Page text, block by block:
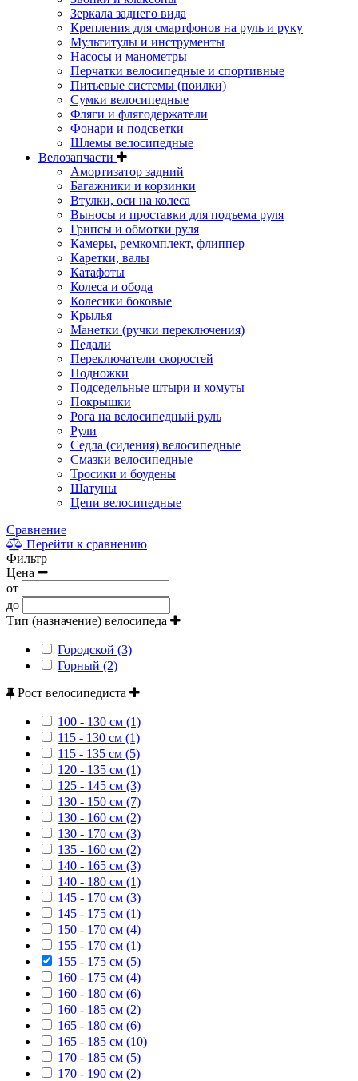
Зеркала заднего вида
Крепления для смартфонов на руль и руку
Мультитулы и инструменты
Насосы и манометры
Перчатки велосипедные и спортивные
Питьевые системы (поилки)
Сумки велосипедные
Фляги и флягодержатели
Фонари и подсветки
Шлемы велосипедные
Велозапчасти
Амортизатор задний
Багажники и корзинки
Втулки, оси на колеса
Выносы и проставки для подъема руля
Грипсы и обмотки руля
Камеры, ремкомплект, флиппер
Каретки, валы
Катафоты
Колеса и обода
Колесики боковые
Крылья
Манетки (ручки переключения)
Педали
Переключатели скоростей
Подножки
Подседельные штыри и хомуты
Покрышки
Рога на велосипедный руль
Рули
Седла (сидения) велосипедные
Смазки велосипедные
Тросики и боудены
Шатуны
Цепи велосипедные
Сравнение
Перейти к сравнению
Фильтр
Цена
от
до
Тип (назначение) велосипеда
Городской (3)
Горный (2)
Рост велосипедиста
100 - 130 см (1)
115 - 130 см (1)
115 - 135 см (5)
120 - 135 см (1)
125 - 145 см (3)
130 - 150 см (7)
130 - 160 см (2)
130 - 170 см (3)
135 - 160 см (2)
140 - 165 см (3)
140 - 180 см (1)
145 - 170 см (3)
145 - 175 см (1)
150 - 170 см (4)
155 - 170 см (1)
155 - 175 см (5)
160 - 175 см (4)
160 - 180 см (6)
160 - 185 см (2)
165 - 180 см (6)
165 - 185 см (10)
170 - 185 см (5)
170 - 190 см (2)